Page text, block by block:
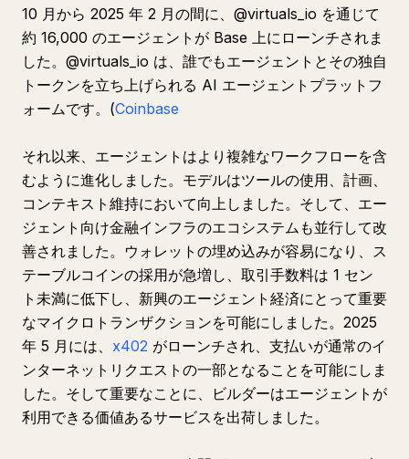
10 月から 2025 年 2 月の間に、@virtuals_io を通じて
約 16,000 のエージェントが Base 上にローンチされま
した。@virtuals_io は、誰でもエージェントとその独自
トークンを立ち上げられる AI エージェントプラットフ
ォームです。(Coinbase
それ以来、エージェントはより複雑なワークフローを含
むように進化しました。モデルはツールの使用、計画、
コンテキスト維持において向上しました。そして、エー
ジェント向け金融インフラのエコシステムも並行して改
善されました。ウォレットの埋め込みが容易になり、ス
テーブルコインの採用が急増し、取引手数料は 1 セン
ト未満に低下し、新興のエージェント経済にとって重要
なマイクロトランザクションを可能にしました。2025
年 5 月には、 x402 がローンチされ、支払いが通常のイ
ンターネットリクエストの一部となることを可能にしま
した。そして重要なことに、ビルダーはエージェントが
利用できる価値あるサービスを出荷しました。